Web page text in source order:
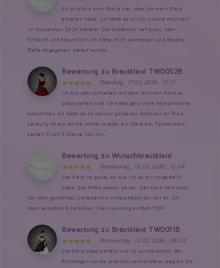
Es ist schon eine Weile her, dass ich mein Kleid
erhalten habe. Ich hatte es mir für unsere Hochzeit
im September 2024 bestellt. Der Austausch lief super, sehr
hilfreich und freundlich. Ich hatte mich vermessen und falsche
Maße angegeben, darauf wurde...
Bewertung zu Brautkleid TW0052B
Dienstag, 17.02.2026, 11:21
Ich bin sehr zufrieden mit dem schönen Kleid es
passt perfekt und ich habe ganz viele Komplimente
bekommen Ich hatte es zu meiner goldenen Hochzeit an Preis
Leistung ist top würde immer wieder ein Kleid bei Taubenweis
kaufen 5 von 5 Sterne von mir...
Bewertung zu Wunschbrautkleid
Donnerstag, 12.02.2026, 12:04
Das Kleid ist genau so wie ich es mir vorgestellt
habe. Die Maße passen genau. Das Kleid kam noch
vor dem genannten Liefertermin unbeschadet bei mir an. Ich
kann es jedem Empfehlen. Preis Leistung einfach TOP!
Bewertung zu Brautkleid TW0011B
Donnerstag, 12.02.2026, 09:02
Das Kleid passt perfekt und ist wunderschön. Bei
Rückfragen wurde jederzeit schnellstens reagiert. Da